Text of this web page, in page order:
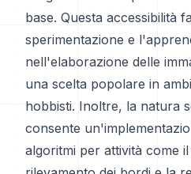
base. Questa accessibilità
sperimentazione e
nell'elaborazione delle
una scelta popolare in
hobbisti. Inoltre, la natura
consente
algoritmi per attività come